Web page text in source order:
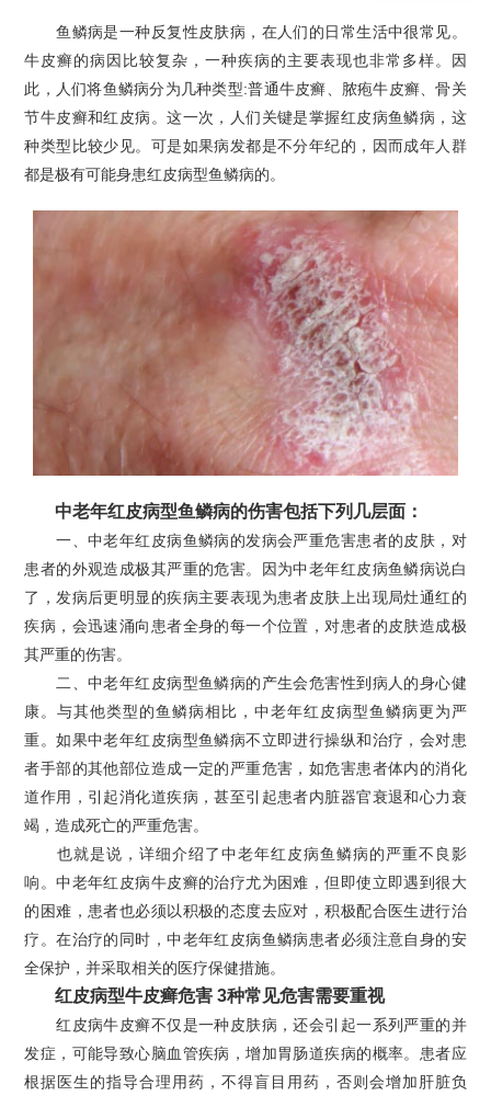
鱼鳞病是一种反复性皮肤病，在人们的日常生活中很常见。
牛皮癣的病因比较复杂，一种疾病的主要表现也非常多样。因
此，人们将鱼鳞病分为几种类型:普通牛皮癣、脓疱牛皮癣、骨关
节牛皮癣和红皮病。这一次，人们关键是掌握红皮病鱼鳞病，这
种类型比较少见。可是如果病发都是不分年纪的，因而成年人群
都是极有可能身患红皮病型鱼鳞病的。
中老年红皮病型鱼鳞病的伤害包括下列几层面：
一、中老年红皮病鱼鳞病的发病会严重危害患者的皮肤，对
患者的外观造成极其严重的危害。因为中老年红皮病鱼鳞病说白
了，发病后更明显的疾病主要表现为患者皮肤上出现局灶通红的
疾病，会迅速涌向患者全身的每一个位置，对患者的皮肤造成极
其严重的伤害。
二、中老年红皮病型鱼鳞病的产生会危害性到病人的身心健
康。与其他类型的鱼鳞病相比，中老年红皮病型鱼鳞病更为严
重。如果中老年红皮病型鱼鳞病不立即进行操纵和治疗，会对患
者手部的其他部位造成一定的严重危害，如危害患者体内的消化
道作用，引起消化道疾病，甚至引起患者内脏器官衰退和心力衰
竭，造成死亡的严重危害。
也就是说，详细介绍了中老年红皮病鱼鳞病的严重不良影
响。中老年红皮病牛皮癣的治疗尤为困难，但即使立即遇到很大
的困难，患者也必须以积极的态度去应对，积极配合医生进行治
疗。在治疗的同时，中老年红皮病鱼鳞病患者必须注意自身的安
全保护，并采取相关的医疗保健措施。
红皮病型牛皮癣危害 3种常见危害需要重视
红皮病牛皮癣不仅是一种皮肤病，还会引起一系列严重的并
发症，可能导致心脑血管疾病，增加胃肠道疾病的概率。患者应
根据医生的指导合理用药，不得盲目用药，否则会增加肝脏负